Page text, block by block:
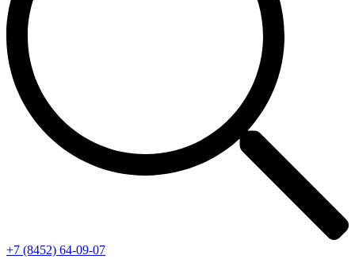
+7 (8452) 64-09-07